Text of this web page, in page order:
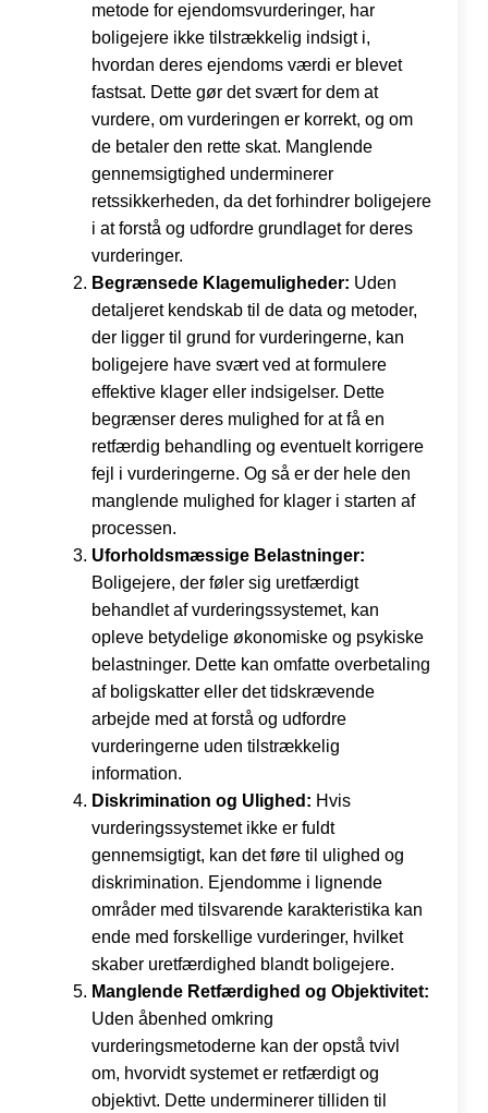
metode for ejendomsvurderinger, har
boligejere ikke tilstrækkelig indsigt i,
hvordan deres ejendoms værdi er blevet
fastsat. Dette gør det svært for dem at
vurdere, om vurderingen er korrekt, og om
de betaler den rette skat. Manglende
gennemsigtighed underminerer
retssikkerheden, da det forhindrer boligejere
i at forstå og udfordre grundlaget for deres
vurderinger.
Begrænsede Klagemuligheder: Uden
detaljeret kendskab til de data og metoder,
der ligger til grund for vurderingerne, kan
boligejere have svært ved at formulere
effektive klager eller indsigelser. Dette
begrænser deres mulighed for at få en
retfærdig behandling og eventuelt korrigere
fejl i vurderingerne. Og så er der hele den
manglende mulighed for klager i starten af
processen.
Uforholdsmæssige Belastninger:
Boligejere, der føler sig uretfærdigt
behandlet af vurderingssystemet, kan
opleve betydelige økonomiske og psykiske
belastninger. Dette kan omfatte overbetaling
af boligskatter eller det tidskrævende
arbejde med at forstå og udfordre
vurderingerne uden tilstrækkelig
information.
Diskrimination og Ulighed: Hvis
vurderingssystemet ikke er fuldt
gennemsigtigt, kan det føre til ulighed og
diskrimination. Ejendomme i lignende
områder med tilsvarende karakteristika kan
ende med forskellige vurderinger, hvilket
skaber uretfærdighed blandt boligejere.
Manglende Retfærdighed og Objektivitet:
Uden åbenhed omkring
vurderingsmetoderne kan der opstå tvivl
om, hvorvidt systemet er retfærdigt og
objektivt. Dette underminerer tilliden til